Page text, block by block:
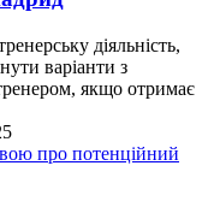
діяльність,
варіанти з
якщо отримає